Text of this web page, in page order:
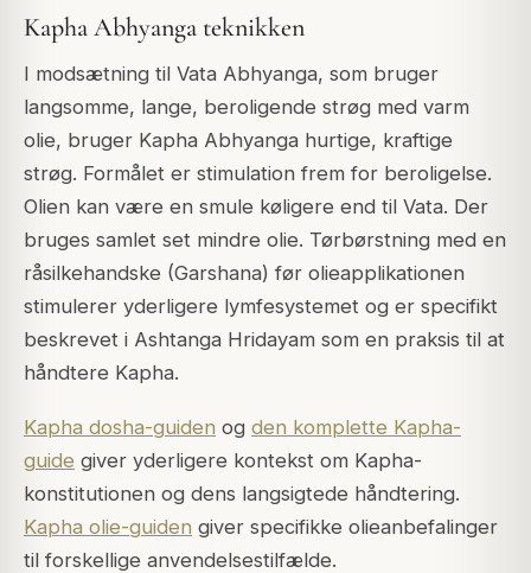
Kapha Abhyanga teknikken
I modsætning til Vata Abhyanga, som bruger
langsomme, lange, beroligende strøg med varm
olie, bruger Kapha Abhyanga hurtige, kraftige
strøg. Formålet er stimulation frem for beroligelse.
Olien kan være en smule køligere end til Vata. Der
bruges samlet set mindre olie. Tørbørstning med en
råsilkehandske (Garshana) før olieapplikationen
stimulerer yderligere lymfesystemet og er specifikt
beskrevet i Ashtanga Hridayam som en praksis til at
håndtere Kapha.
Kapha dosha-guiden og den komplette Kapha-
guide giver yderligere kontekst om Kapha-
konstitutionen og dens langsigtede håndtering.
Kapha olie-guiden giver specifikke olieanbefalinger
til forskellige anvendelsestilfælde.